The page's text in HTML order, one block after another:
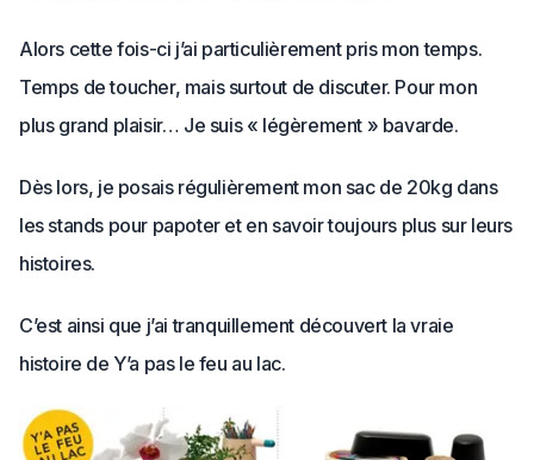
Alors cette fois-ci j’ai particulièrement pris mon temps.
Temps de toucher, mais surtout de discuter. Pour mon
plus grand plaisir… Je suis « légèrement » bavarde.
Dès lors, je posais régulièrement mon sac de 20kg dans
les stands pour papoter et en savoir toujours plus sur leurs
histoires.
C’est ainsi que j’ai tranquillement découvert la vraie
histoire de Y’a pas le feu au lac.